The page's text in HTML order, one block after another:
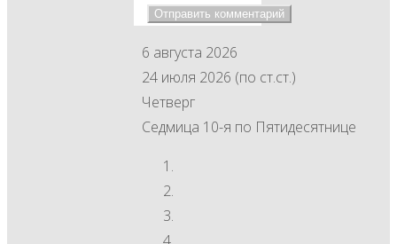
6 августа 2026
24 июля 2026 (по ст.ст.)
Четверг
Седмица 10-я по Пятидесятнице